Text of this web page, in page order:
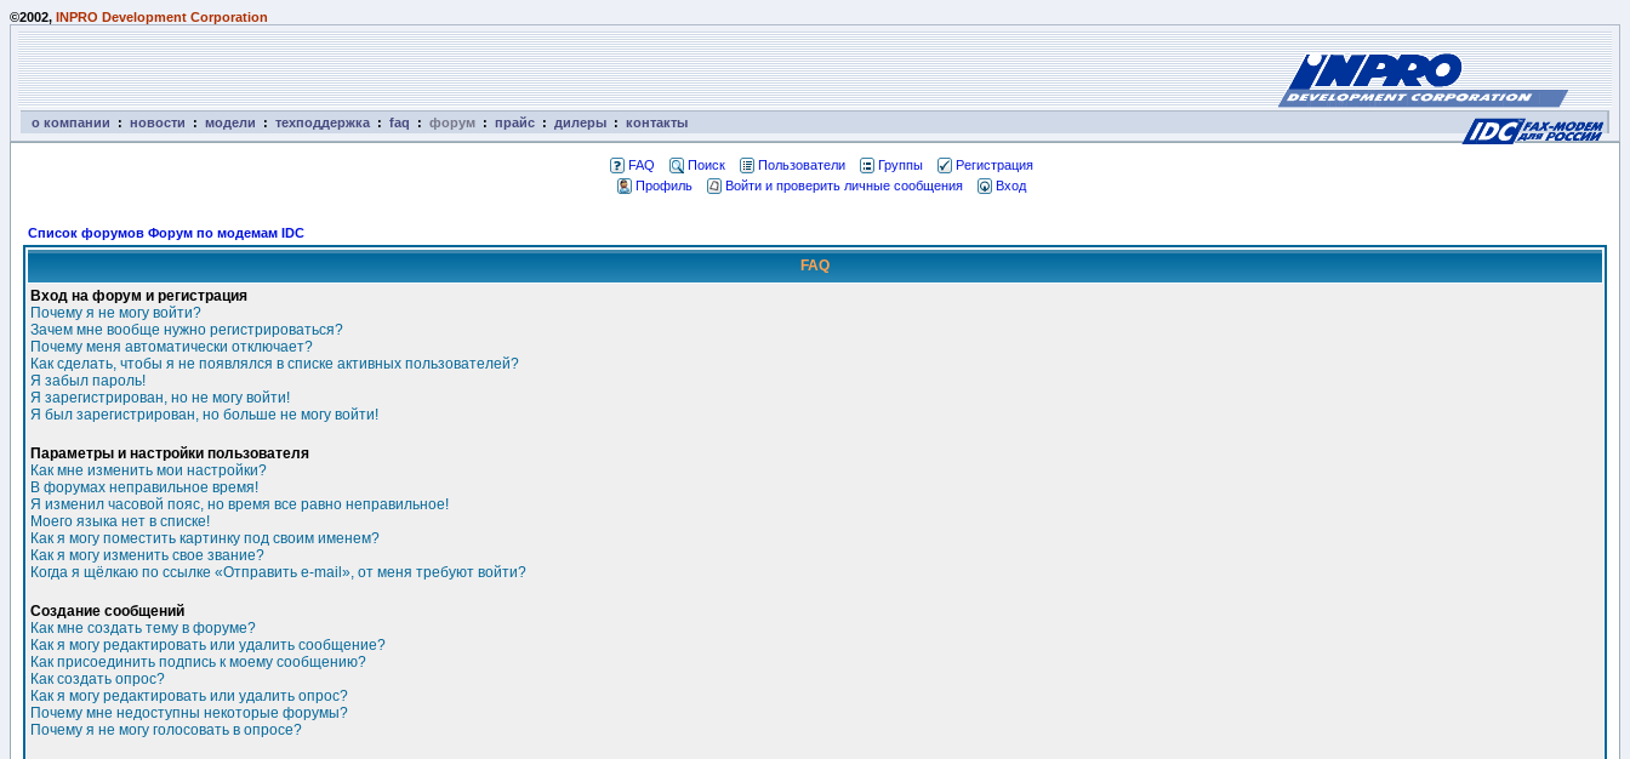
©2002, INPRO Development Corporation
о компании : новости : модели : техподдержка : faq : форум : прайс : дилеры : контакты
FAQ Поиск Пользователи Группы
Регистрация
Профиль
Войти и проверить личные сообщения Вход
Список форумов Форум по модемам IDC
FAQ
Вход на форум и регистрация
Почему я не могу войти?
Зачем мне вообще нужно регистрироваться?
Почему меня автоматически отключает?
Как сделать, чтобы я не появлялся в списке активных пользователей?
Я забыл пароль!
Я зарегистрирован, но не могу войти!
Я был зарегистрирован, но больше не могу войти!
Параметры и настройки пользователя
Как мне изменить мои настройки?
В форумах неправильное время!
Я изменил часовой пояс, но время все равно неправильное!
Моего языка нет в списке!
Как я могу поместить картинку под своим именем?
Как я могу изменить свое звание?
Когда я щёлкаю по ссылке «Отправить e-mail», от меня требуют войти?
Создание сообщений
Как мне создать тему в форуме?
Как я могу редактировать или удалить сообщение?
Как присоединить подпись к моему сообщению?
Как создать опрос?
Как я могу редактировать или удалить опрос?
Почему мне недоступны некоторые форумы?
Почему я не могу голосовать в опросе?